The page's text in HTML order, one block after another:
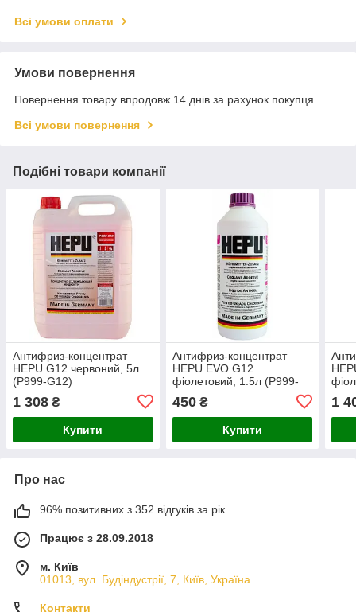
Всі умови оплати
Умови повернення
Повернення товару впродовж 14 днів за рахунок покупця
Всі умови повернення
Подібні товари компанії
Антифриз-концентрат
HEPU G12 червоний, 5л
(P999-G12)
1 308 ₴
Купити
Антифриз-концентрат
HEPU EVO G12
фіолетовий, 1.5л (P999-
450₴
Купити
1
Про нас
96% позитивних з 352 відгуків за рік
Працює з 28.09.2018
м. Київ
01013, вул. Будіндустрії, 7, Київ, Україна
Контакти